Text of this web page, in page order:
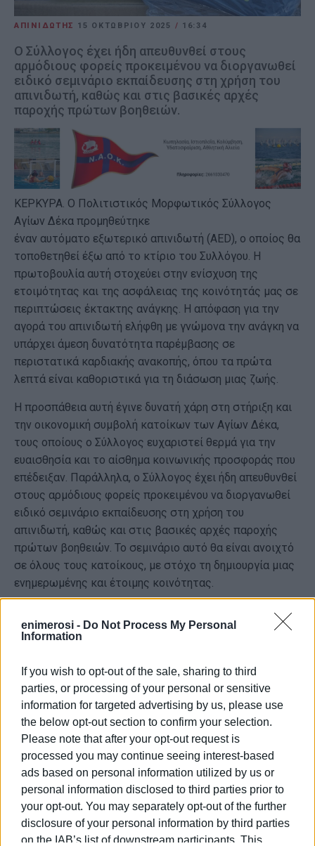
enimerosi - Do Not Process My Personal
Information
If you wish to opt-out of the sale, sharing to third
parties, or processing of your personal or sensitive
information for targeted advertising by us, please use
the below opt-out section to confirm your selection.
Please note that after your opt-out request is
processed you may continue seeing interest-based
ads based on personal information utilized by us or
personal information disclosed to third parties prior to
your opt-out. You may separately opt-out of the further
disclosure of your personal information by third parties
on the IAB’s list of downstream participants. This
ΑΠΙΝΙΔΩΤΗΣ 15 ΟΚΤΩΒΡΊΟΥ 2025 / 16:34
Ο Σύλλογος έχει ήδη απευθυνθεί στους
αρμόδιους φορείς προκειμένου να διοργανωθεί
ειδικό σεμινάριο εκπαίδευσης στη χρήση του
απινιδωτή, καθώς και στις βασικές αρχές
παροχής πρώτων βοηθειών.
ΚΕΡΚΥΡΑ. Ο Πολιτιστικός Μορφωτικός Σύλλογος
Αγίων Δέκα προμηθεύτηκε
έναν αυτόματο εξωτερικό απινιδωτή (AED), ο οποίος θα
τοποθετηθεί έξω από το κτίριο του Συλλόγου. Η
πρωτοβουλία αυτή στοχεύει στην ενίσχυση της
ετοιμότητας και της ασφάλειας της κοινότητάς μας σε
περιπτώσεις έκτακτης ανάγκης. Η απόφαση για την
αγορά του απινιδωτή ελήφθη με γνώμονα την ανάγκη να
υπάρχει άμεση δυνατότητα παρέμβασης σε
περιστατικά καρδιακής ανακοπής, όπου τα πρώτα
λεπτά είναι καθοριστικά για τη διάσωση μιας ζωής.
Η προσπάθεια αυτή έγινε δυνατή χάρη στη στήριξη και
την οικονομική συμβολή κατοίκων των Αγίων Δέκα,
τους οποίους ο Σύλλογος ευχαριστεί θερμά για την
ευαισθησία και το αίσθημα κοινωνικής προσφοράς που
επέδειξαν. Παράλληλα, ο Σύλλογος έχει ήδη απευθυνθεί
στους αρμόδιους φορείς προκειμένου να διοργανωθεί
ειδικό σεμινάριο εκπαίδευσης στη χρήση του
απινιδωτή, καθώς και στις βασικές αρχές παροχής
πρώτων βοηθειών. Το σεμινάριο αυτό θα είναι ανοιχτό
σε όλους τους κατοίκους, με στόχο τη δημιουργία μιας
ενημερωμένης και έτοιμης κοινότητας.
Επιπλέον, συγκροτείται ομάδα επιφυλακής εθελοντών,
αποτελούμενη από κατοίκους που θα εκπαιδευτούν στη
αυτή θα λειτουργεί σε συνεργασία με τον Σύλλογο και
τις αρμόδιες υπηρεσίες. Με αυτή την πρωτοβουλία, ο
Πολιτιστικός Μορφωτικός Σύλλογος Αγίων Δέκα κάνει
ένα σημαντικό βήμα για την ενίσχυση της κοινωνικής
συνοχής και την προστασία της ανθρώπινης ζωής. Η
πρόεδρος του Συλλόγου, Χρύσα Ζωχιού τόνισε:
"Ευχαριστούμε όλους όσοι συνέβαλαν με κάθε τρόπο
στην υλοποίηση αυτού του στόχου και καλούμε τους
κατοίκους να συμμετάσχουν ενεργά στις δράσεις που